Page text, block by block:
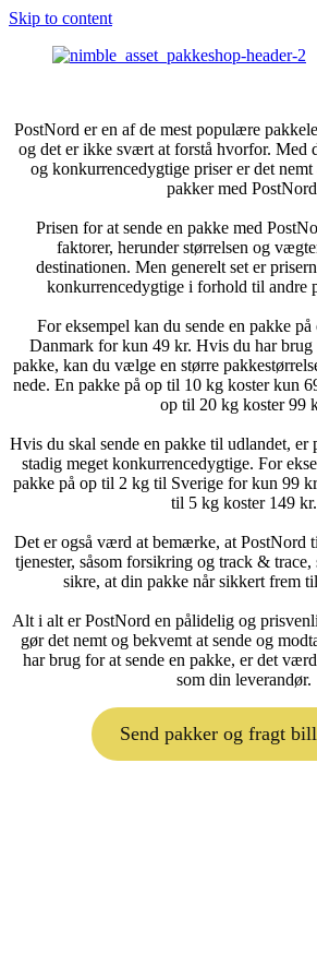
Skip to content
PostNord er en af de mest populære
og det er ikke svært at forstå hvorfor. Med
og konkurrencedygtige priser er det nemt
pakker med
Prisen for at sende en pakke med
faktorer, herunder størrelsen og
destinationen. Men generelt set er
konkurrencedygtige i forhold til andre
For eksempel kan du sende en pakke
Danmark for kun 49 kr. Hvis du har brug
pakke, kan du vælge en større
nede. En pakke på op til 10 kg koster kun
op til 20 kg koster 99
Hvis du skal sende en pakke til udlandet, er
stadig meget konkurrencedygtige. For
pakke på op til 2 kg til Sverige for kun 99
til 5 kg koster 149 kr.
Det er også værd at bemærke, at PostNord
tjenester, såsom forsikring og track &
sikre, at din pakke når sikkert frem
Alt i alt er PostNord en pålidelig og
gør det nemt og bekvemt at sende og
har brug for at sende en pakke, er det
som din leverandør.
Send pakker og fragt